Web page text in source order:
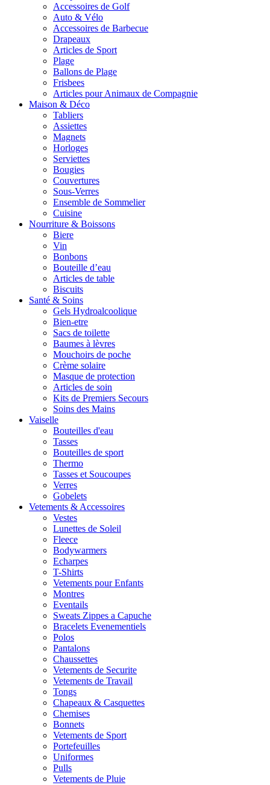
Accessoires de Golf
Auto & Vélo
Accessoires de Barbecue
Drapeaux
Articles de Sport
Plage
Ballons de Plage
Frisbees
Articles pour Animaux de Compagnie
Maison & Déco
Tabliers
Assiettes
Magnets
Horloges
Serviettes
Bougies
Couvertures
Sous-Verres
Ensemble de Sommelier
Cuisine
Nourriture & Boissons
Biere
Vin
Bonbons
Bouteille d’eau
Articles de table
Biscuits
Santé & Soins
Gels Hydroalcoolique
Bien-etre
Sacs de toilette
Baumes à lèvres
Mouchoirs de poche
Crème solaire
Masque de protection
Articles de soin
Kits de Premiers Secours
Soins des Mains
Vaiselle
Bouteilles d'eau
Tasses
Bouteilles de sport
Thermo
Tasses et Soucoupes
Verres
Gobelets
Vetements & Accessoires
Vestes
Lunettes de Soleil
Fleece
Bodywarmers
Echarpes
T-Shirts
Vetements pour Enfants
Montres
Eventails
Sweats Zippes a Capuche
Bracelets Evenementiels
Polos
Pantalons
Chaussettes
Vetements de Securite
Vetements de Travail
Tongs
Chapeaux & Casquettes
Chemises
Bonnets
Vetements de Sport
Portefeuilles
Uniformes
Pulls
Vetements de Pluie